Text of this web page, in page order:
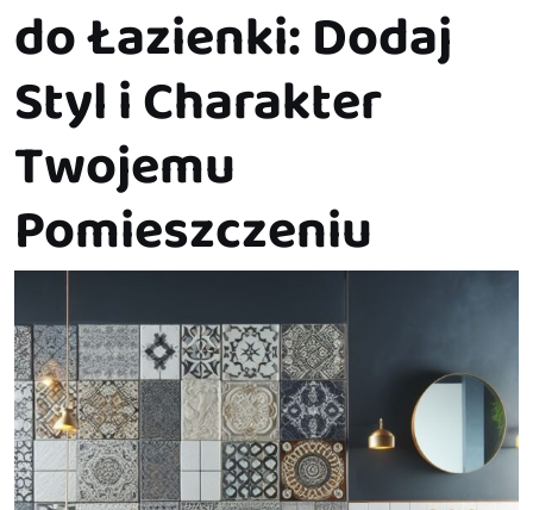
do Łazienki: Dodaj
Styl i Charakter
Twojemu
Pomieszczeniu